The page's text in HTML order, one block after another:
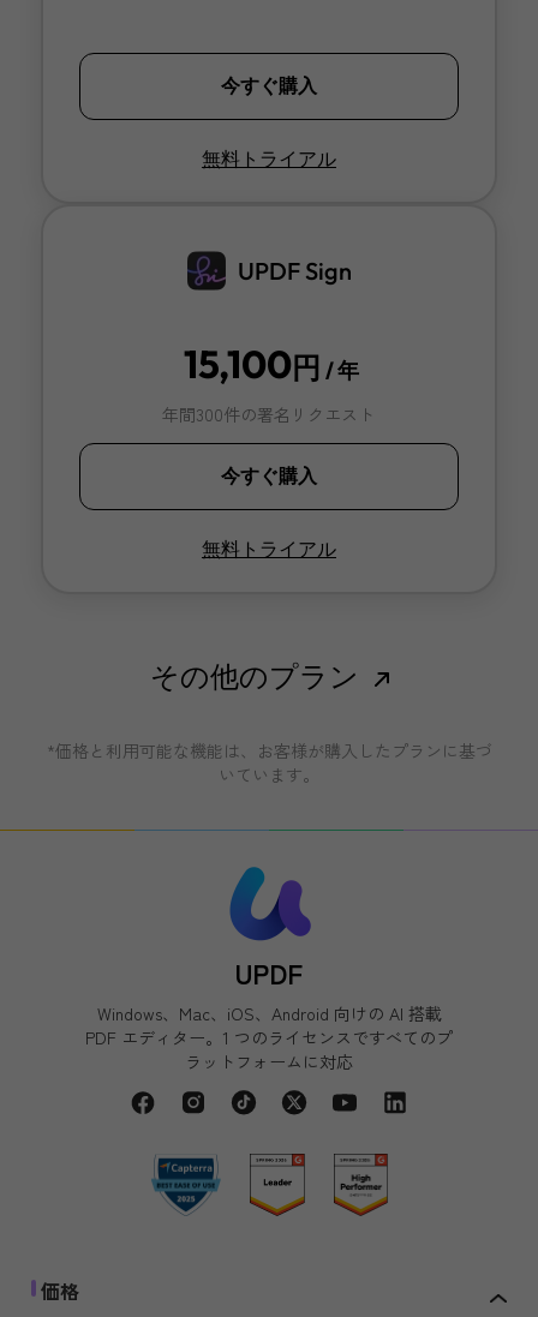
今すぐ購入
無料トライアル
UPDF Sign
15,100円 / 年
年間300件の署名リクエスト
今すぐ購入
無料トライアル
その他のプラン
*価格と利用可能な機能は、お客様が購入したプランに基づ
いています。
UPDF
Windows、Mac、iOS、Android 向けの AI 搭載
PDF エディター。1 つのライセンスですべてのプ
ラットフォームに対応
価格